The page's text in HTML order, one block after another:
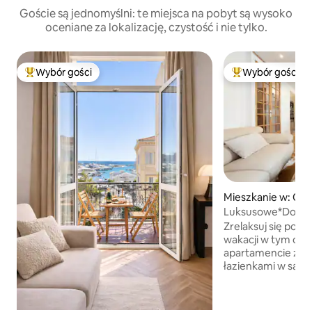
Goście są jednomyślni: te miejsca na pobyt są wysoko
oceniane za lokalizację, czystość i nie tylko.
Najpopularniejsze z kategorii Wybór gości
Wybór gości Wybór gości
Mieszkanie w:
Airbnb
Zrelaksuj się
wakacji w tym
apartamencie z 2
łazienkami w